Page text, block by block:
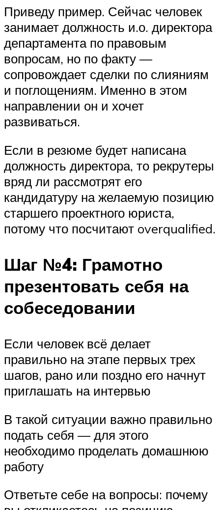
Приведу пример. Сейчас человек
занимает должность и.о. директора
департамента по правовым
вопросам, но по факту —
сопровождает сделки по слияниям
и поглощениям. Именно в этом
направлении он и хочет
развиваться.
Если в резюме будет написана
должность директора, то рекрутеры
вряд ли рассмотрят его
кандидатуру на желаемую позицию
старшего проектного юриста,
потому что посчитают overqualified.
Шаг №4: Грамотно
презентовать себя на
собеседовании
Если человек всё делает
правильно на этапе первых трех
шагов, рано или поздно его начнут
приглашать на интервью
В такой ситуации важно правильно
подать себя — для этого
необходимо проделать домашнюю
работу
Ответьте себе на вопросы: почему